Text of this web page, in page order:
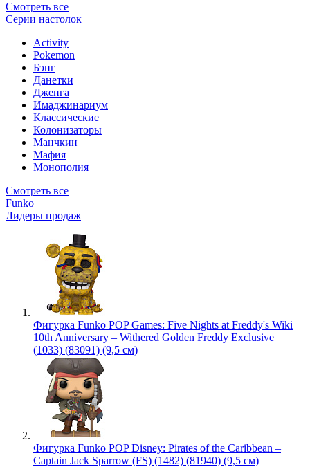
Смотреть все
Серии настолок
Activity
Pokemon
Бэнг
Данетки
Дженга
Имаджинариум
Классические
Колонизаторы
Манчкин
Мафия
Монополия
Смотреть все
Funko
Лидеры продаж
Фигурка Funko POP Games: Five Nights at Freddy's Wiki
10th Anniversary – Withered Golden Freddy Exclusive
(1033) (83091) (9,5 см)
Фигурка Funko POP Disney: Pirates of the Caribbean –
Captain Jack Sparrow (FS) (1482) (81940) (9,5 см)